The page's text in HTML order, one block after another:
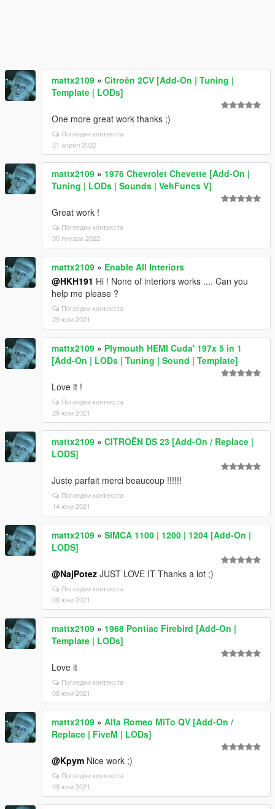
mattx2109 » Citroën 2CV [Add-On | Tuning |
Template | LODs]
One more great work thanks ;)
Погледни контекста
21 април 2022
mattx2109 » 1976 Chevrolet Chevette [Add-On |
Tuning | LODs | Sounds | VehFuncs V]
Great work !
Погледни контекста
30 януари 2022
mattx2109 » Enable All Interiors
@HKH191 Hi ! None of interiors works .... Can you
help me please ?
Погледни контекста
29 юли 2021
mattx2109 » Plymouth HEMI Cuda' 197x 5 in 1
[Add-On | LODs | Tuning | Sound | Template]
Love it !
Погледни контекста
29 юли 2021
mattx2109 » CITROËN DS 23 [Add-On / Replace |
LODS]
Juste parfait merci beaucoup !!!!!!
Погледни контекста
14 юни 2021
mattx2109 » SIMCA 1100 | 1200 | 1204 [Add-On |
LODS]
@NajPotez JUST LOVE IT Thanks a lot ;)
Погледни контекста
08 юни 2021
mattx2109 » 1968 Pontiac Firebird [Add-On |
Template | LODs]
Love it
Погледни контекста
08 юни 2021
mattx2109 » Alfa Romeo MiTo QV [Add-On /
Replace | FiveM | LODs]
@Kpym Nice work ;)
Погледни контекста
08 юни 2021